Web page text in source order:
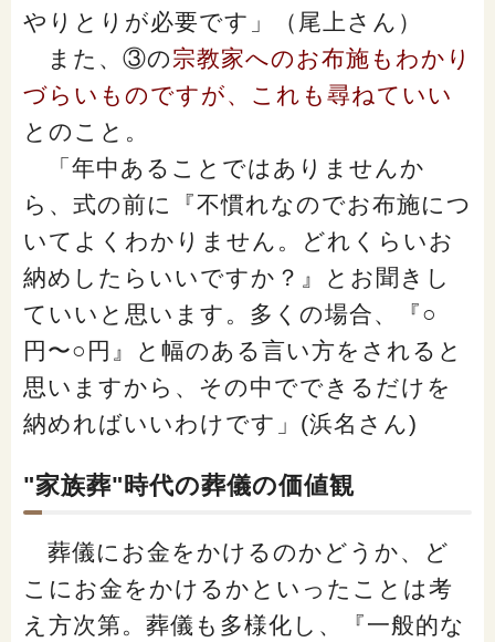
やりとりが必要です」（尾上さん）
また、③の宗教家へのお布施もわかり
づらいものですが、これも尋ねていい
とのこと。
「年中あることではありませんか
ら、式の前に『不慣れなのでお布施につ
いてよくわかりません。どれくらいお
納めしたらいいですか？』とお聞きし
ていいと思います。多くの場合、『○
円〜○円』と幅のある言い方をされると
思いますから、その中でできるだけを
納めればいいわけです」(浜名さん)
"家族葬"時代の葬儀の価値観
葬儀にお金をかけるのかどうか、ど
こにお金をかけるかといったことは考
え方次第。葬儀も多様化し、『一般的な